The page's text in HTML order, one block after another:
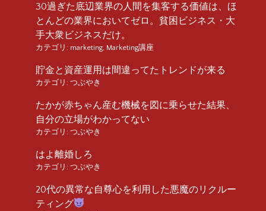
30過ぎた底辺業界の人間を集客する価値は、ほ
とんどの業界においてゼロ。貧困ビジネス・大
手大衆ビジネスだけ。
カテゴリ: marketing Marketing講座
貯金と資産運用は間違ってたトレンドが来る
カテゴリ: つぶやき
たかが赤ちゃん産む機械を図に乗らせた結果、
自分の立場がわかってない
カテゴリ: つぶやき
はよ離婚しろ
カテゴリ: つぶやき
20代の異常な自尊心を利用した悪魔のリクルー
ティング